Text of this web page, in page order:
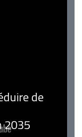
de
2035